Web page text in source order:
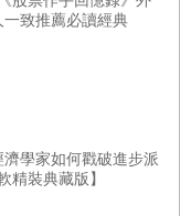
不過，無論是用上十
，這個估算並不離
的每一款遊戲都有
需要加以解說，到
最重要的一點在
致推薦必讀經典
學家如何戳破進步派
精裝典藏版】